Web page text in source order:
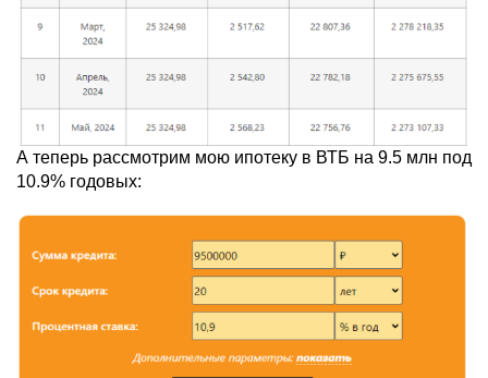
А теперь рассмотрим мою ипотеку в ВТБ на 9.5 млн под
10.9% годовых: